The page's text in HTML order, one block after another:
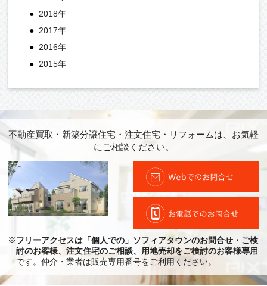
2018年
2017年
2016年
2015年
不動産買取・新築分譲住宅・注文住宅・リフォームは、お気軽
にご相談ください。
※フリーアクセスは「個人での」ソフィアタウンのお問合せ・ご検
討のお客様、注文住宅のご相談、用地売却をご検討のお客様専用
です。仲介・業者は販売専用番号をご利用ください。